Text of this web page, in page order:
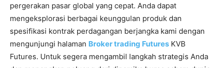
pergerakan pasar global yang cepat. Anda dapat
mengeksplorasi berbagai keunggulan produk dan
spesifikasi kontrak perdagangan berjangka kami dengan
mengunjungi halaman Broker trading Futures KVB
Futures. Untuk segera mengambil langkah strategis Anda